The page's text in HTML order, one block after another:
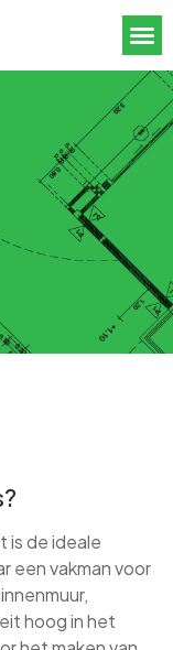
is de ideale
een vakman voor
hoog in het